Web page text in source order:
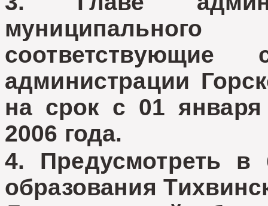
администрации
на срок с 01
2006 года.
4. Предусмотреть в
образования